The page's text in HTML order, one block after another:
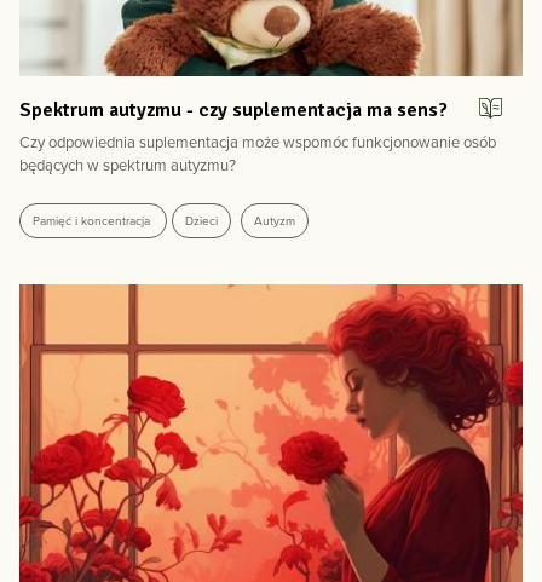
Spektrum autyzmu - czy suplementacja ma sens?
Czy odpowiednia suplementacja może wspomóc funkcjonowanie osób
będących w spektrum autyzmu?
Pamięć i koncentracja Dzieci Autyzm